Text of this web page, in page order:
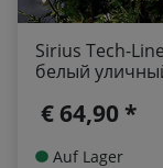
Sirius Tech-
белый
€ 64,90 *
Auf Lager